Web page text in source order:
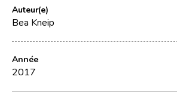
Auteur(e)
Bea Kneip
Année
2017